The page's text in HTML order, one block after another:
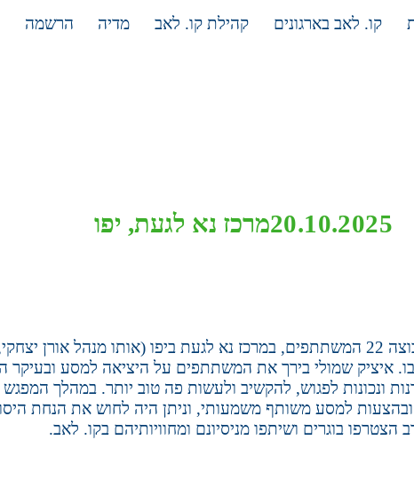
קו. לאב בארגונים קהילת קו. לאב מדיה הרשמה
20.10.2025מרכז נא לגעת, יפו
איציק שמולי בירך את המשתתפים על היציאה למסע ובעיקר
ונכונות לפגוש, להקשיב ולעשות פה טוב יותר. במהלך
ובהצעות למסע משותף משמעותי, וניתן היה לחוש את הנחת
בוגרים ושיתפו מניסיונם ומחוויותיהם בקו. לאב.